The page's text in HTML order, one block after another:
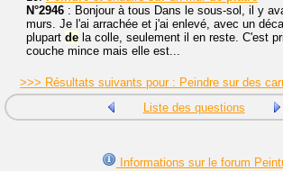
N°2946 : Bonjour à tous Dans le sous-sol, il y
murs. Je l'ai arrachée et j'ai enlevé, avec un
plupart de la colle, seulement il en reste. C'est
couche mince mais elle est...
>>> Résultats suivants pour : Peindre sur des
Liste des questions
Informations sur le forum